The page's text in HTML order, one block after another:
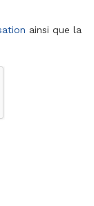
ainsi que la